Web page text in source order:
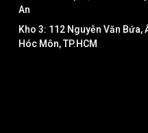
An
Kho 3: 112 Nguyễn Văn Bứa,
Hóc Môn, TP.HCM